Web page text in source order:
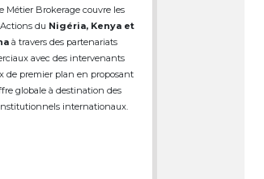
Métier Brokerage couvre les
du Nigéria, Kenya et
à travers des partenariats
avec des intervenants
de premier plan en proposant
globale à destination des
internationaux.